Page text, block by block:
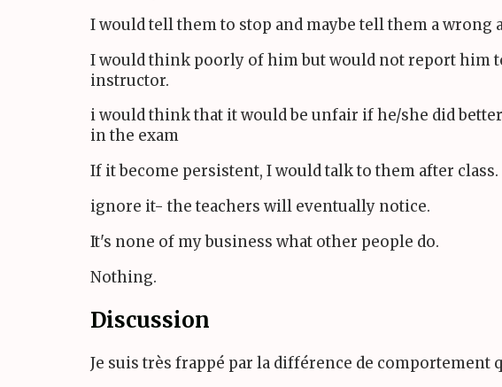
I would tell them to stop and maybe tell them a wrong
I would think poorly of him but would not report him
instructor.
i would think that it would be unfair if he/she did
in the exam
If it become persistent, I would talk to them after class.
ignore it- the teachers will eventually notice.
It's none of my business what other people do.
Nothing.
Discussion
Je suis très frappé par la différence de comportement